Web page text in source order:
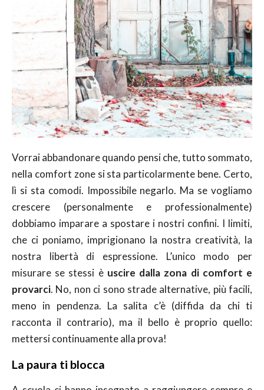
Vorrai abbandonare quando pensi che, tutto sommato,
nella comfort zone si sta particolarmente bene. Certo,
lì si sta comodi. Impossibile negarlo. Ma se vogliamo
crescere (personalmente e professionalmente)
dobbiamo imparare a spostare i nostri confini. I limiti,
che ci poniamo, imprigionano la nostra creatività, la
nostra libertà di espressione. L’unico modo per
misurare se stessi è uscire dalla zona di comfort e
provarci. No, non ci sono strade alternative, più facili,
meno in pendenza. La salita c’è (diffida da chi ti
racconta il contrario), ma il bello è proprio quello:
mettersi continuamente alla prova!
La paura ti blocca